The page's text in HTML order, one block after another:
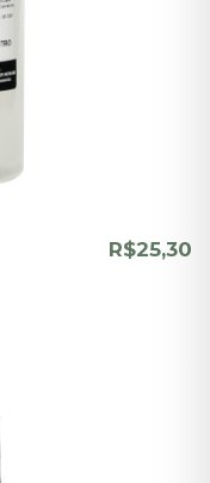
R$25,30